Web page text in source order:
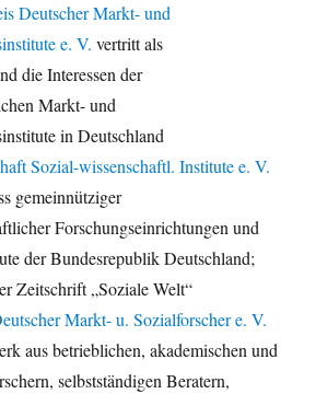
Deutscher Markt- und
e. V. vertritt als
die Interessen der
Markt- und
in Deutschland
Sozial-wissenschaftl. Institute e. V.
gemeinnütziger
Forschungseinrichtungen und
der Bundesrepublik Deutschland;
Zeitschrift „Soziale Welt“
Markt- u. Sozialforscher e. V.
aus betrieblichen, akademischen und
selbstständigen Beratern,